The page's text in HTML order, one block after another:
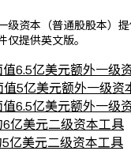
级资本（普通股股本）
仅提供英文版。
值6.5亿美元额外一级
值5亿美元额外一级资
值6.5亿美元额外一级
亿美元二级资本工具
亿美元二级资本工具